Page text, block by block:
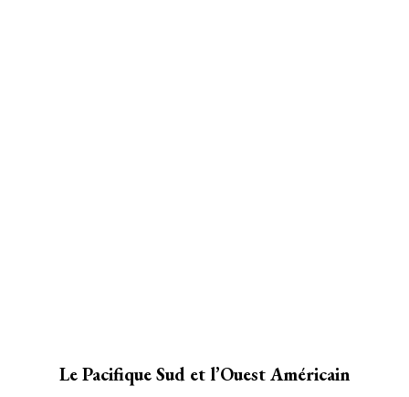
Le Pacifique Sud et l’Ouest Américain